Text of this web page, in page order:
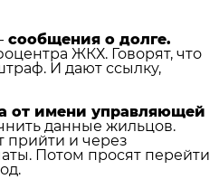
сообщения о долге.
ЖКХ. Говорят, что
И дают ссылку,
от имени управляющей
данные жильцов.
прийти и через
Потом просят перейти